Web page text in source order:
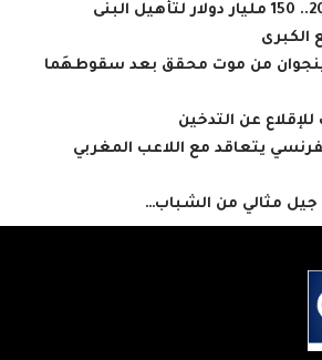
كأس العالم 2030.. 150 مليار دولار لتأهيل البنى
الكبرى
ينجوان من موت محقق بعد سقوطهَما
عن التدخين
يتعاقد مع اللاعب المغربي
مثالي من الشباب…